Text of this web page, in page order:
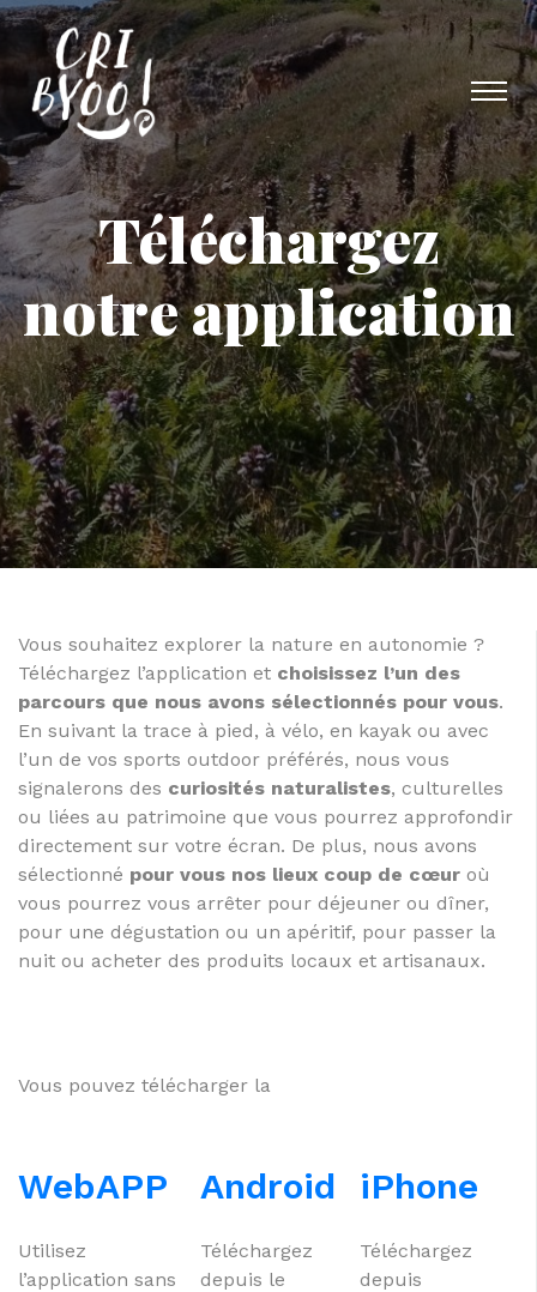
Téléchargez
notre application
Vous souhaitez explorer la nature en autonomie ?
Téléchargez l’application et choisissez l’un des
parcours que nous avons sélectionnés pour vous.
En suivant la trace à pied, à vélo, en kayak ou avec
l’un de vos sports outdoor préférés, nous vous
signalerons des curiosités naturalistes, culturelles
ou liées au patrimoine que vous pourrez approfondir
directement sur votre écran. De plus, nous avons
sélectionné pour vous nos lieux coup de cœur où
vous pourrez vous arrêter pour déjeuner ou dîner,
pour une dégustation ou un apéritif, pour passer la
nuit ou acheter des produits locaux et artisanaux.
Vous pouvez télécharger la
WebAPP
Utilisez
l’application sans
Android
Téléchargez
depuis le
iPhone
Téléchargez
depuis